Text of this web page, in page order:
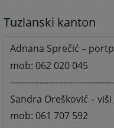
Tuzlanski kanton
Adnana Sprečić –
mob: 062 020 045
Sandra Orešković –
mob: 061 707 592